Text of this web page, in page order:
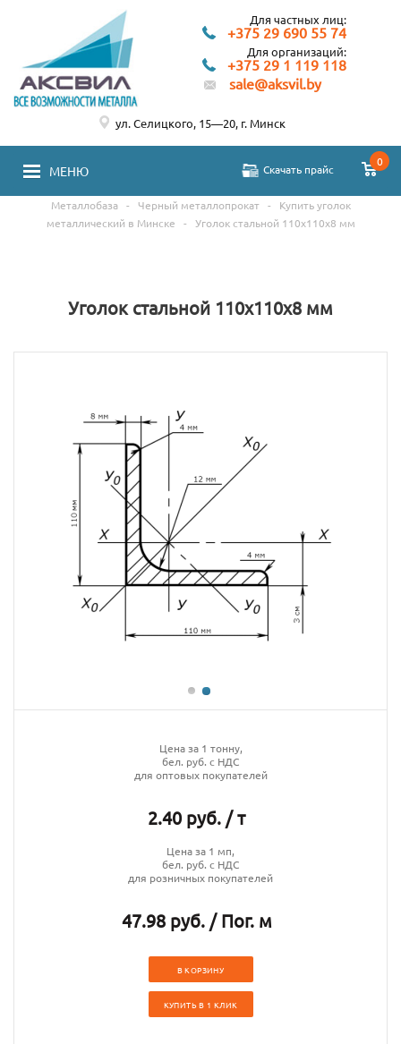
Для частных лиц:
+375 29 690 55 74
Для организаций:
+375 29 1 119 118
sale@aksvil.by
МЕНЮ Скачать прайс
0
ул. Селицкого, 15—20, г. Минск
Металлобаза - Черный металлопрокат -
Купить уголок
металлический в Минске
- Уголок стальной 110х110х8 мм
Уголок стальной 110х110х8 мм
Цена за 1 тонну,
бел. руб. с НДС
для оптовых покупателей
2.40 руб. / т
Цена за 1 мп,
бел. руб. с НДС
для розничных покупателей
47.98 руб. / Пог. м
В КОРЗИНУ
КУПИТЬ В 1 КЛИК